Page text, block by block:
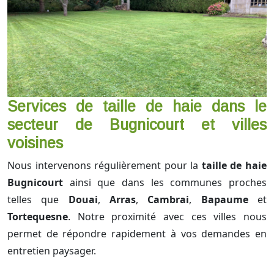
Services de taille de haie dans le
secteur de Bugnicourt et villes
voisines
Nous intervenons régulièrement pour la taille de haie
Bugnicourt ainsi que dans les communes proches
telles que Douai,Arras, Cambrai, Bapaumeet
Tortequesne. Notre proximité avec ces villes nous
permet de répondre rapidement à vos demandes en
entretien paysager.